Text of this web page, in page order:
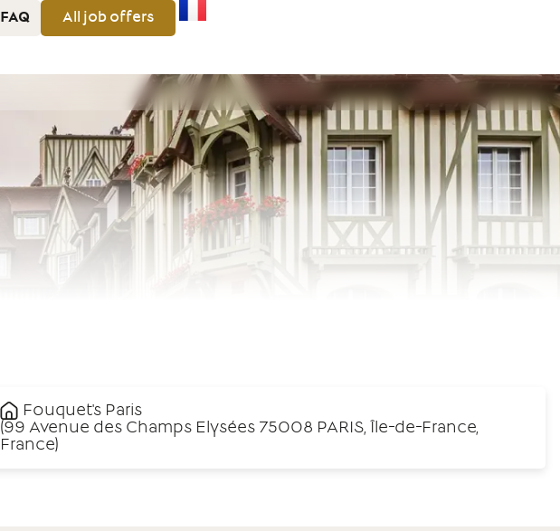
FAQ All job offers
Fouquet's Paris
(99 Avenue des Champs Elysées 75008 PARIS, Île-de-France,
France)